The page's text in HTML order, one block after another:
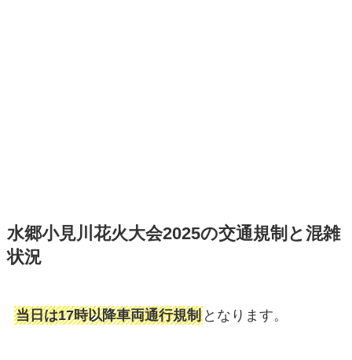
水郷小見川花火大会2025の交通規制と混雑
状況
当日は17時以降車両通行規制となります。